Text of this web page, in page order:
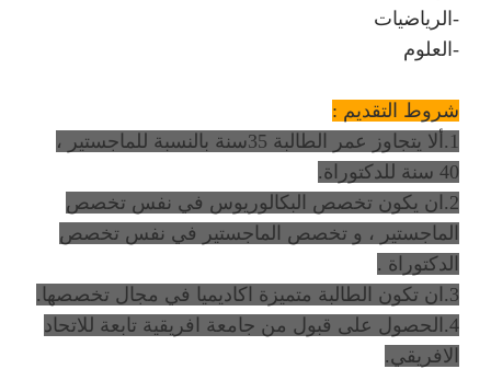
-الرياضيات
-العلوم
شروط التقديم :
1.ألا يتجاوز عمر الطالبة 35سنة بالنسبة للماجستير ،
40 سنة للدكتوراة.
2.ان يكون تخصص البكالوريوس في نفس تخصص
الماجستير ، و تخصص الماجستير في نفس تخصص
الدكتوراة .
3.ان تكون الطالبة متميزة اكاديميا في مجال تخصصها.
4.الحصول على قبول من جامعة افريقية تابعة للاتحاد
الافريقي.